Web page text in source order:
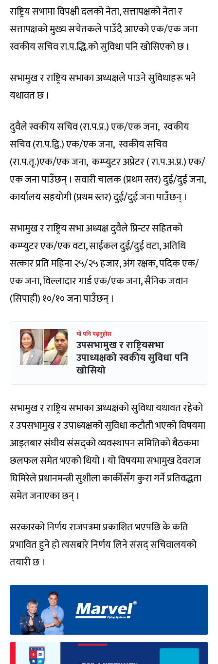
राष्ट्रिय सभामा विपक्षी दलको नेता, सत्तापक्षको नेता र
सत्तापक्षको मुख्य सचेतकले पाउँदै आएको एक/एक जना
स्वकीय सचिव रा.प.द्धि.को सुविधा पनि खोसिएको छ ।
सभामुख र राष्ट्रिय सभाका अध्यक्षले पाउने सुविधाहरू भने
यथावत छ ।
दुवैले स्वकीय सचिव (रा.प.प्र.) एक/एक जना, स्वकीय
सचिव (रा.प.द्वि.) एक/एक जना, स्वकीय सचिव
(रा.प.तृ.)एक/एक जना, कम्प्युटर अप्रेटर ( रा.प.अ.प्र.) एक/
एक जना पाउँछन् । सवारी चालक (प्रथम स्तर) दुई/दुई जना,
कार्यालय सहयोगी (प्रथम स्तर) दुई/दुई जना पाउँछन् ।
सभामुख र राष्ट्रिय सभा अध्यक्ष दुवैले प्रिन्टर सहितको
कम्प्युटर एक/एक वटा, साईकल दुई/दुई वटा, अतिथि
सत्कार प्रति महिना २५/२५ हजार, अंग रक्षक, पदिक एक/
एक जना, विल्लादार गार्ड एक/एक जना, सैनिक जवान
(सिपाही) १०/१० जना पाउँछन् ।
यो पनि पढ्नुहोस
उपसभामुख र राष्ट्रियसभा
उपाध्यक्षको स्वकीय सुविधा पनि
खोसियो
सभामुख र राष्ट्रिय सभाका अध्यक्षको सुविधा यथावत रहेको
र उपसभामुख र उपाध्यक्षको सुविधा कटौती भएको विषयमा
आइतबार संघीय संसद्को व्यवस्थापन समितिको बैठकमा
छलफल समेत भएको थियो । यो विषयमा सभामुख देवराज
घिमिरेले प्रधानमन्त्री सुशीला कार्कीसँग कुरा गर्ने प्रतिवद्धता
समेत जनाएका छन् ।
सरकारको निर्णय राजपत्रमा प्रकाशित भएपछि के कति
प्रभावित हुने हो त्यसबारे निर्णय लिने संसद् सचिवालयको
तयारी छ ।